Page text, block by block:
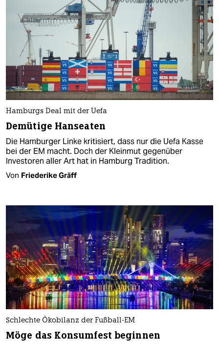
Hamburgs Deal mit der Uefa
Demütige Hanseaten
Die Hamburger Linke kritisiert, dass nur die Uefa Kasse
bei der EM macht. Doch der Kleinmut gegenüber
Investoren aller Art hat in Hamburg Tradition.
Von Friederike Gräff
Schlechte Ökobilanz der Fußball-EM
Möge das Konsumfest beginnen